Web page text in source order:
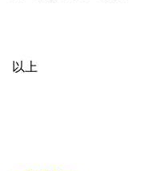
以上